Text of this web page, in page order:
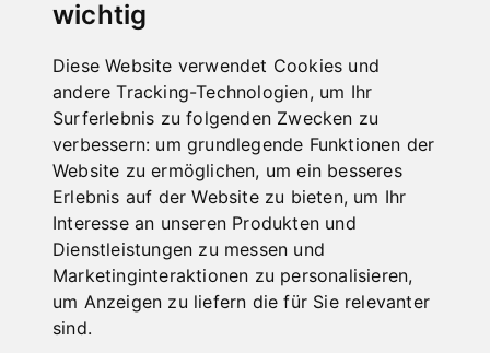
wichtig
Diese Website verwendet Cookies und
andere Tracking-Technologien, um Ihr
Surferlebnis zu folgenden Zwecken zu
verbessern: um grundlegende Funktionen der
Website zu ermöglichen, um ein besseres
Erlebnis auf der Website zu bieten, um Ihr
Interesse an unseren Produkten und
Dienstleistungen zu messen und
Marketinginteraktionen zu personalisieren,
um Anzeigen zu liefern die für Sie relevanter
sind.
INDUSTRIAL